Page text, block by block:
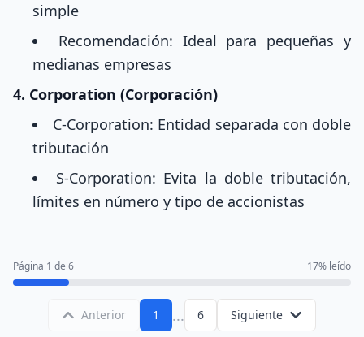
simple
Recomendación: Ideal para pequeñas y
medianas empresas
4. Corporation (Corporación)
C-Corporation: Entidad separada con doble
tributación
S-Corporation: Evita la doble tributación,
límites en número y tipo de accionistas
Página 1 de 6 17% leído
Anterior 1 ... 6 Siguiente